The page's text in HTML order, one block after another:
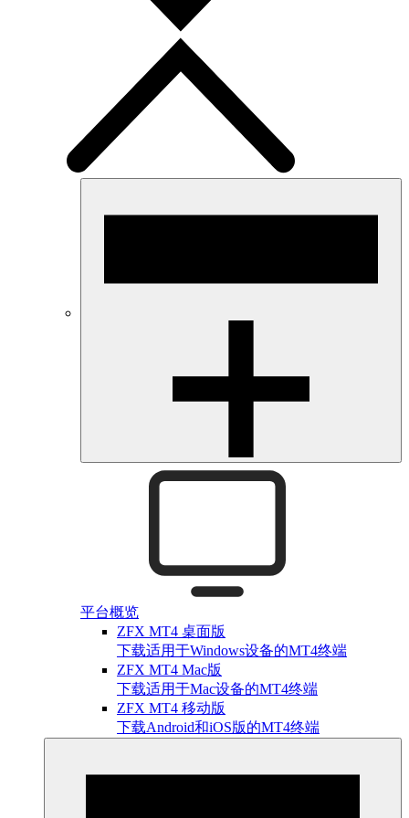
平台概览
ZFX MT4 桌面版
下载适用于Windows设备的MT4终端
ZFX MT4 Mac版
下载适用于Mac设备的MT4终端
ZFX MT4 移动版
下载Android和iOS版的MT4终端